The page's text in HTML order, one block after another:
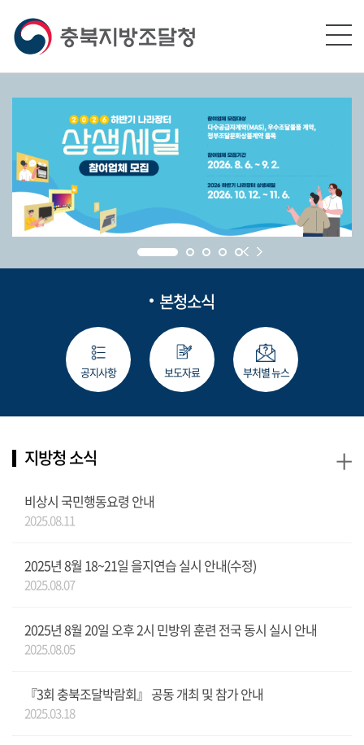
본청소식
공지사항 보도자료 부처별 뉴스
지방청 소식
비상시 국민행동요령 안내
2025.08.11
2025년 8월 18~21일 을지연습 실시 안내(수정)
2025.08.07
2025년 8월 20일 오후 2시 민방위 훈련 전국 동시 실시 안내
2025.08.05
『3회 충북조달박람회』 공동 개최 및 참가 안내
2025.03.18
+